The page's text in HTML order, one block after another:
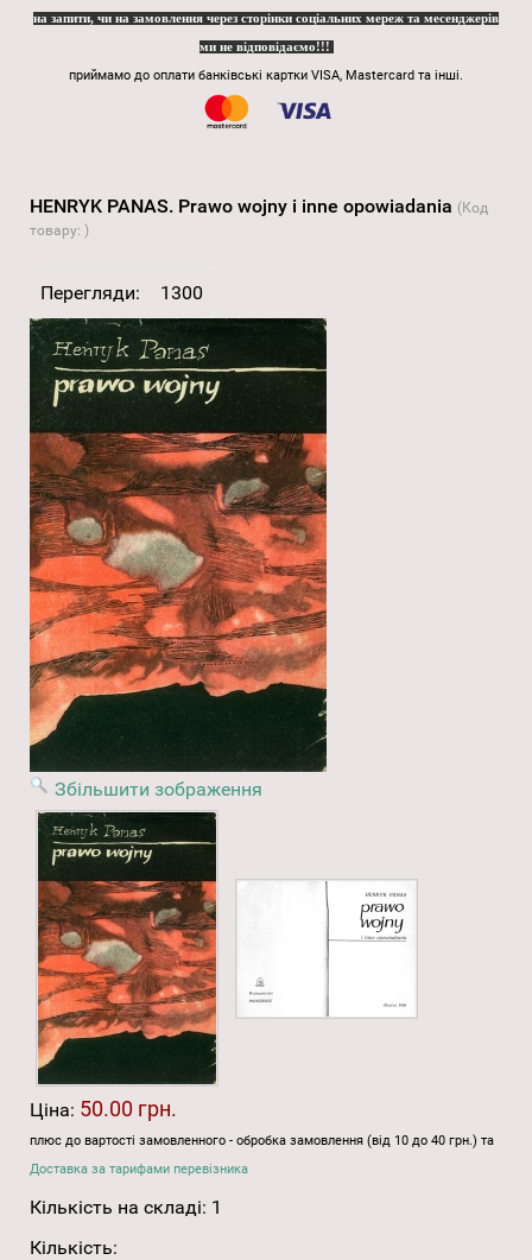
на запити, чи на замовлення через сторінки соціальних мереж та месенджерів
ми не відповідаємо!!!
приймамо до оплати банківські картки VISA, Mastercard та інші.
HENRYK PANAS. Prawo wojny i inne opowiadania (Код
товару: )
Перегляди: 1300
Збільшити зображення
Ціна: 50.00 грн.
плюс до вартості замовленного - обробка замовлення (від 10 до 40 грн.) та
Доставка за тарифами перевізника
Кількість на складі: 1
Кількість: